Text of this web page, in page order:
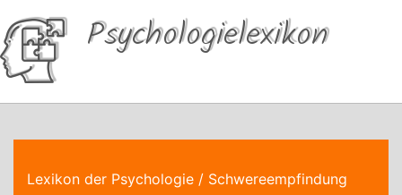
Psychologielexikon
Lexikon der Psychologie / Schwereempfindung